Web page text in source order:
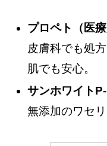
プロペト（医療
皮膚科でも処
肌でも安心。
サンホワイト
無添加のワセ